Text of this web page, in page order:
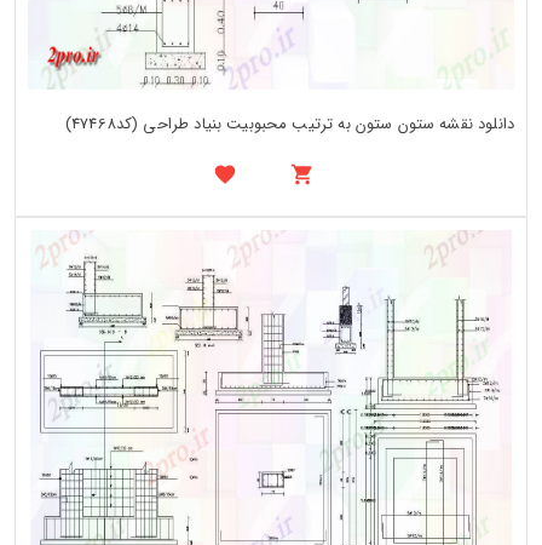
دانلود نقشه ستون ستون به ترتیب محبوبیت بنیاد طراحی (کد47468)